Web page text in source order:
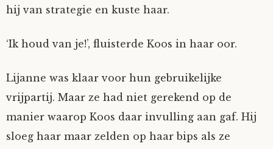
hij van strategie en kuste haar.
‘Ik houd van je!’, fluisterde Koos in haar oor.
Lijanne was klaar voor hun gebruikelijke
vrijpartij. Maar ze had niet gerekend op de
manier waarop Koos daar invulling aan gaf. Hij
sloeg haar maar zelden op haar bips als ze